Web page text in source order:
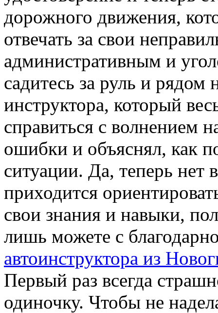
дорожного движения,
отвечать за свои
административным и
садитесь за руль и рядом
инструктора, который
справиться с волнением
ошибки и объяснял, как
ситуации. Да, теперь нет
приходится
свои знания и навыки,
лишь можете с
автоинструктора из
Первый раз всегда
одиночку. Чтобы не